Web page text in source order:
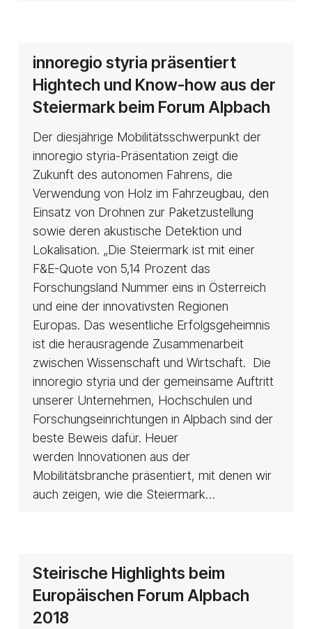
styria
präsentiert
Hightech
Know-
how
aus
der
Steiermark
beim
Forum
Alpbach
innoregio styria präsentiert
Hightech und Know-how aus der
Steiermark beim Forum Alpbach
Der diesjährige Mobilitätsschwerpunkt der
innoregio styria-Präsentation zeigt die
Zukunft des autonomen Fahrens, die
Verwendung von Holz im Fahrzeugbau, den
Einsatz von Drohnen zur Paketzustellung
sowie deren akustische Detektion und
Lokalisation. „Die Steiermark ist mit einer
F&E-Quote von 5,14 Prozent das
Forschungsland Nummer eins in Österreich
und eine der innovativsten Regionen
Europas. Das wesentliche Erfolgsgeheimnis
ist die herausragende Zusammenarbeit
zwischen Wissenschaft und Wirtschaft. Die
innoregio styria und der gemeinsame Auftritt
unserer Unternehmen, Hochschulen und
Forschungseinrichtungen in Alpbach sind der
beste Beweis dafür. Heuer
werden Innovationen aus der
Mobilitätsbranche präsentiert, mit denen wir
auch zeigen, wie die Steiermark…
Steirische
Highlights
beim
Europäischen
Steirische Highlights beim
Europäischen Forum Alpbach
2018